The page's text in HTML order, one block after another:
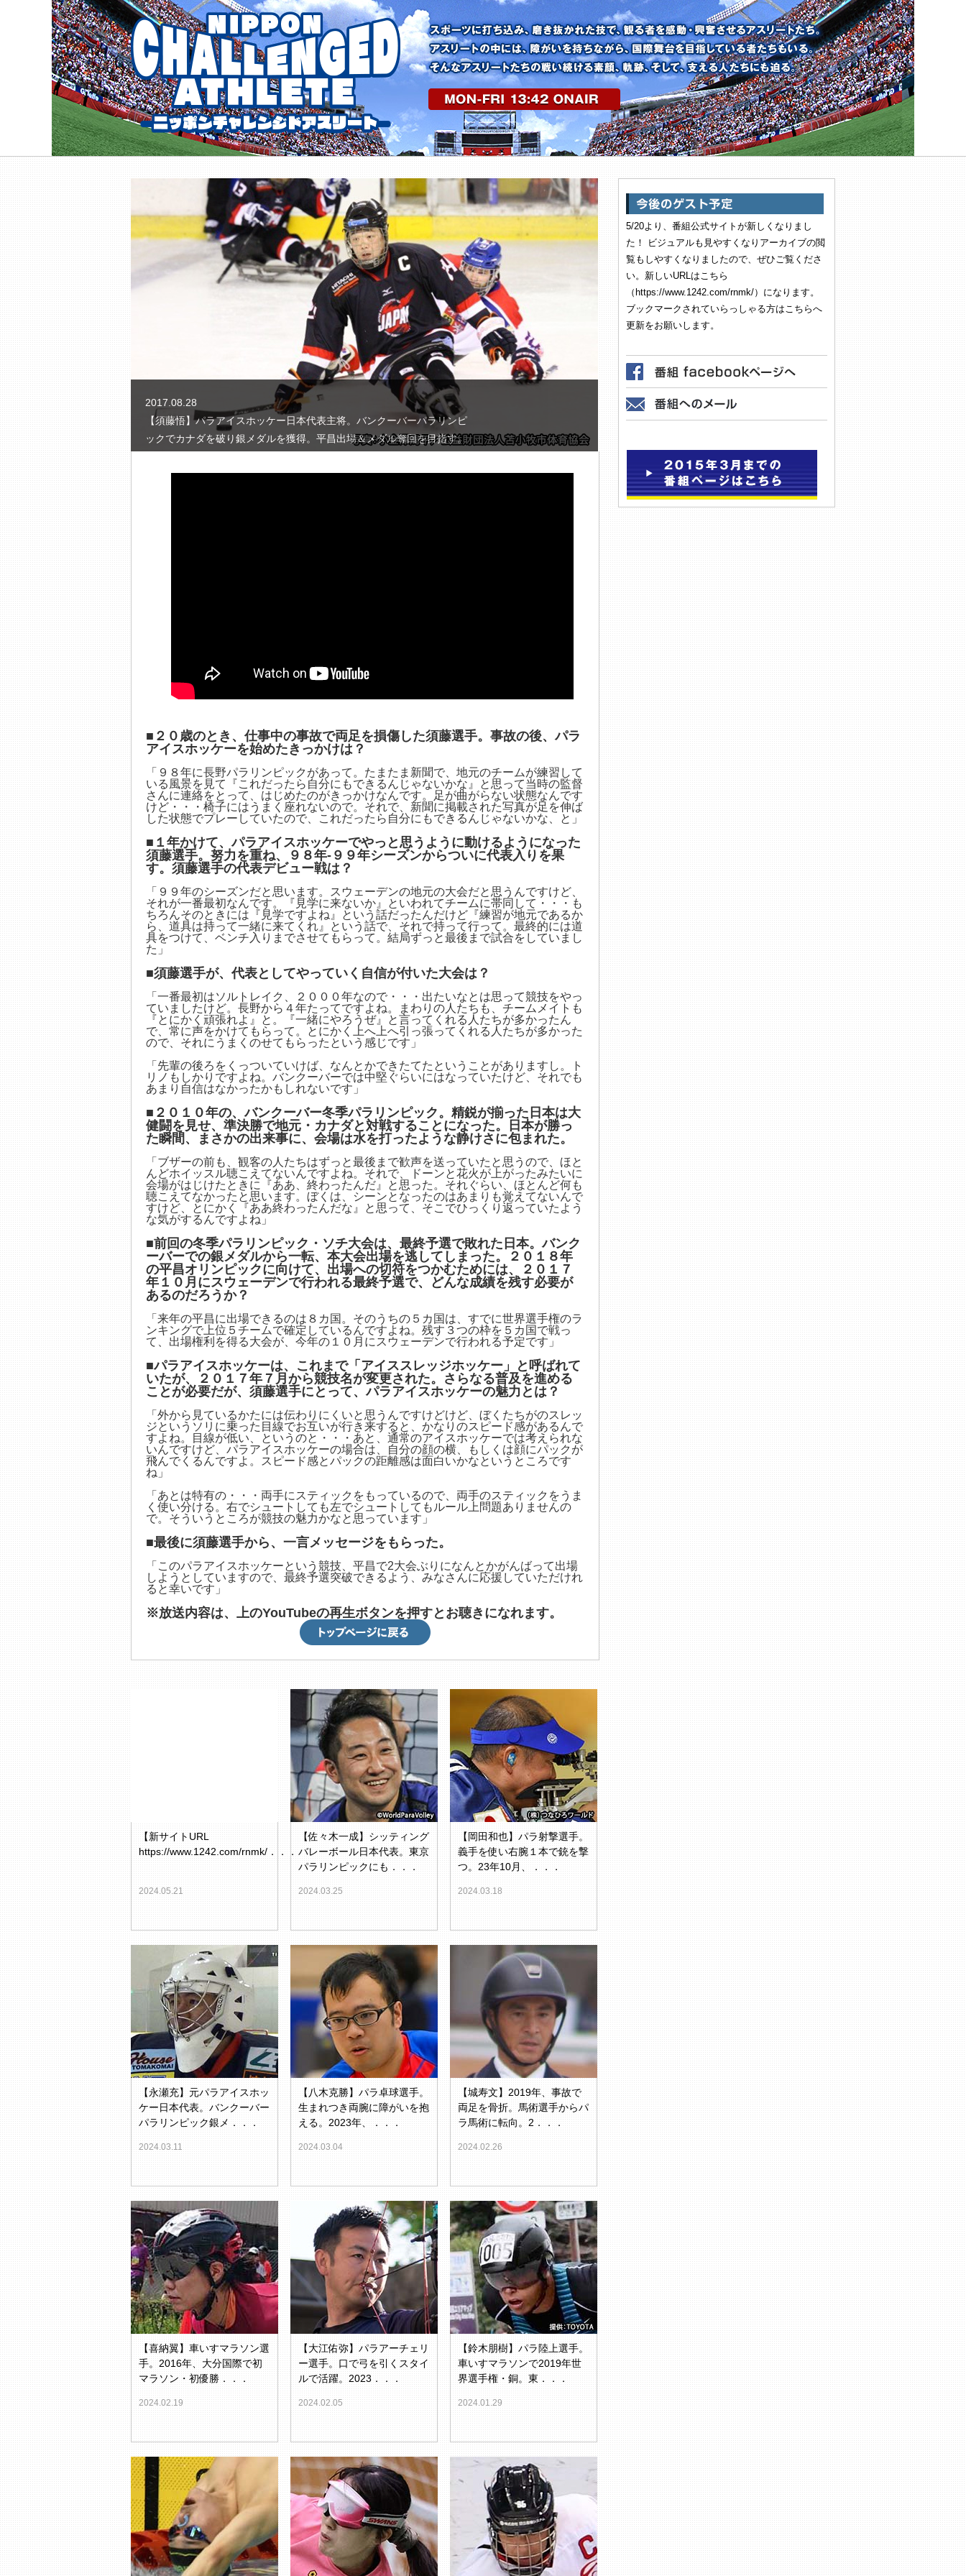
2017.08.28
【須藤悟】パラアイスホッケー日本代表主将。バンクーバーパラリンピ
ックでカナダを破り銀メダルを獲得。平昌出場＆メダル奪回を目指す。
■２０歳のとき、仕事中の事故で両足を損傷した須藤選手。事故の後、パラ
アイスホッケーを始めたきっかけは？
「９８年に長野パラリンピックがあって。たまたま新聞で、地元のチームが練習して
いる風景を見て『これだったら自分にもできるんじゃないかな』と思って当時の監督
さんに連絡をとって、はじめたのがきっかけなんです。足が曲がらない状態なんです
けど・・・椅子にはうまく座れないので。それで、新聞に掲載された写真が足を伸ば
した状態でプレーしていたので、これだったら自分にもできるんじゃないかな、と」
■１年かけて、パラアイスホッケーでやっと思うように動けるようになった
須藤選手。努力を重ね、９８年-９９年シーズンからついに代表入りを果
す。須藤選手の代表デビュー戦は？
「９９年のシーズンだと思います。スウェーデンの地元の大会だと思うんですけど、
それが一番最初なんです。『見学に来ないか』といわれてチームに帯同して・・・も
ちろんそのときには『見学ですよね』という話だったんだけど『練習が地元であるか
ら、道具は持って一緒に来てくれ』という話で、それで持って行って。最終的には道
具をつけて、ベンチ入りまでさせてもらって。結局ずっと最後まで試合をしていまし
た」
■須藤選手が、代表としてやっていく自信が付いた大会は？
「一番最初はソルトレイク、２０００年なので・・・出たいなとは思って競技をやっ
ていましたけど。長野から４年たってですよね。まわりの人たちも、チームメイトも
『とにかく頑張れよ』と。『一緒にやろうぜ』と言ってくれる人たちが多かったん
で、常に声をかけてもらって。とにかく上へ上へ引っ張ってくれる人たちが多かった
ので、それにうまくのせてもらったという感じです」
「先輩の後ろをくっついていけば、なんとかできたてたということがありますし。ト
リノもしかりですよね。バンクーバーでは中堅ぐらいにはなっていたけど、それでも
あまり自信はなかったかもしれないです」
■２０１０年の、バンクーバー冬季パラリンピック。精鋭が揃った日本は大
健闘を見せ、準決勝で地元・カナダと対戦することになった。日本が勝っ
た瞬間、まさかの出来事に、会場は水を打ったような静けさに包まれた。
「ブザーの前も、観客の人たちはずっと最後まで歓声を送っていたと思うので、ほと
んどホイッスル聴こえてないんですよね。それで、ドーンと花火が上がったみたいに
会場がはじけたときに『ああ、終わったんだ』と思った。それぐらい、ほとんど何も
聴こえてなかったと思います。ぼくは、シーンとなったのはあまりも覚えてないんで
すけど、とにかく『ああ終わったんだな』と思って、そこでひっくり返っていたよう
な気がするんですよね」
■前回の冬季パラリンピック・ソチ大会は、最終予選で敗れた日本。バンク
ーバーでの銀メダルから一転、本大会出場を逃してしまった。２０１８年
の平昌オリンピックに向けて、出場への切符をつかむためには、２０１７
年１０月にスウェーデンで行われる最終予選で、どんな成績を残す必要が
あるのだろうか？
「来年の平昌に出場できるのは８カ国。そのうちの５カ国は、すでに世界選手権のラ
ンキングで上位５チームで確定しているんですよね。残す３つの枠を５カ国で戦っ
て、出場権利を得る大会が、今年の１０月にスウェーデンで行われる予定です」
■パラアイスホッケーは、これまで「アイススレッジホッケー」と呼ばれて
いたが、２０１７年７月から競技名が変更された。さらなる普及を進める
ことが必要だが、須藤選手にとって、パラアイスホッケーの魅力とは？
「外から見ているかたには伝わりにくいと思うんですけどけど、ぼくたちがのスレッ
ジというソリに乗った目線でお互いが行き来すると、かなりのスピード感があるんで
すよね。目線が低い、というのと・・・あと、通常のアイスホッケーでは考えられな
いんですけど、パラアイスホッケーの場合は、自分の顔の横、もしくは顔にパックが
飛んでくるんですよ。スピード感とパックの距離感は面白いかなというところです
ね」
「あとは特有の・・・両手にスティックをもっているので、両手のスティックをうま
く使い分ける。右でシュートしても左でシュートしてもルール上問題ありませんの
で。そういうところが競技の魅力かなと思っています」
■最後に須藤選手から、一言メッセージをもらった。
「このパラアイスホッケーという競技、平昌で2大会ぶりになんとかがんばって出場
しようとしていますので、最終予選突破できるよう、みなさんに応援していただけれ
ると幸いです」
※放送内容は、上のYouTubeの再生ボタンを押すとお聴きになれます。
【新サイトURL
https://www.1242.com/rnmk/．．．
2024.05.21
【佐々木一成】シッティング
バレーボール日本代表。東京
パラリンピックにも．．．
2024.03.25
【岡田和也】パラ射撃選手。
義手を使い右腕１本で銃を撃
つ。23年10月、．．．
2024.03.18
【永瀬充】元パラアイスホッ
ケー日本代表。バンクーバー
パラリンピック銀メ．．．
2024.03.11
【八木克勝】パラ卓球選手。
生まれつき両腕に障がいを抱
える。2023年、．．．
2024.03.04
【城寿文】2019年、事故で
両足を骨折。馬術選手からパ
ラ馬術に転向。2．．．
2024.02.26
【喜納翼】車いすマラソン選
手。2016年、大分国際で初
マラソン・初優勝．．．
2024.02.19
【大江佑弥】パラアーチェリ
ー選手。口で弓を引くスタイ
ルで活躍。2023．．．
2024.02.05
【鈴木朋樹】パラ陸上選手。
車いすマラソンで2019年世
界選手権・銅。東．．．
2024.01.29
5/20より、番組公式サイトが新しくなりまし
た！ ビジュアルも見やすくなりアーカイブの閲
覧もしやすくなりましたので、ぜひご覧くださ
い。新しいURLはこちら
（https://www.1242.com/rnmk/）になります。
ブックマークされていらっしゃる方はこちらへ
更新をお願いします。